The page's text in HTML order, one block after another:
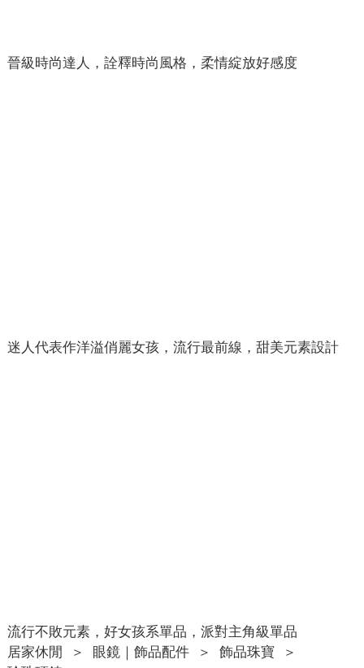
晉級時尚達人，詮釋時尚風格，柔情綻放好感度
迷人代表作洋溢俏麗女孩，流行最前線，甜美元素設計
流行不敗元素，好女孩系單品，派對主角級單品
居家休閒
＞ 眼鏡｜飾品配件 ＞ 飾品珠寶
＞